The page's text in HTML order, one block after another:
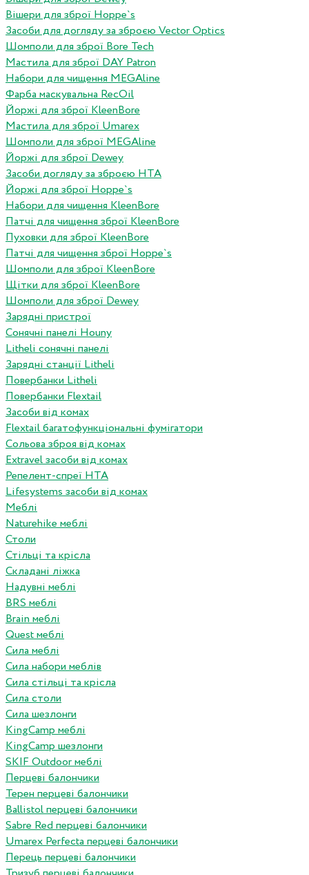
Вішери для зброї Hoppe`s
Засоби для догляду за зброєю Vector Optics
Шомполи для зброї Bore Tech
Мастила для зброї DAY Patron
Набори для чищення MEGAline
Фарба маскувальна RecOil
Йоржі для зброї KleenBore
Мастила для зброї Umarex
Шомполи для зброї MEGAline
Йоржі для зброї Dewey
Засоби догляду за зброєю HTA
Йоржі для зброї Hoppe`s
Набори для чищення KleenBore
Патчі для чищення зброї KleenBore
Пуховки для зброї KleenBore
Патчі для чищення зброї Hoppe`s
Шомполи для зброї KleenBore
Щітки для зброї KleenBore
Шомполи для зброї Dewey
Зарядні пристрої
Сонячні панелі Houny
Litheli сонячні панелі
Зарядні станції Litheli
Повербанки Litheli
Повербанки Flextail
Засоби від комах
Flextail багатофункціональні фумігатори
Сольова зброя від комах
Extravel засоби від комах
Репелент-спреї HTA
Lifesystems засоби від комах
Меблі
Naturehike меблі
Столи
Стільці та крісла
Складані ліжка
Надувні меблі
BRS меблі
Brain меблі
Quest меблі
Сила меблі
Сила набори меблів
Сила стільці та крісла
Сила столи
Сила шезлонги
KingCamp меблі
KingCamp шезлонги
SKIF Outdoor меблі
Перцеві балончики
Терен перцеві балончики
Ballistol перцеві балончики
Sabre Red перцеві балончики
Umarex Perfecta перцеві балончики
Перець перцеві балончики